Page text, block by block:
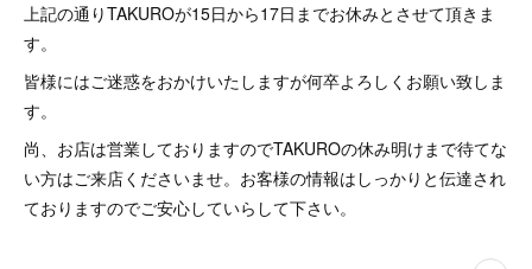
上記の通りTAKUROが15日から17日までお休みとさせて頂きま
す。
皆様にはご迷惑をおかけいたしますが何卒よろしくお願い致しま
す。
尚、お店は営業しておりますのでTAKUROの休み明けまで待てな
い方はご来店くださいませ。お客様の情報はしっかりと伝達され
ておりますのでご安心していらして下さい。